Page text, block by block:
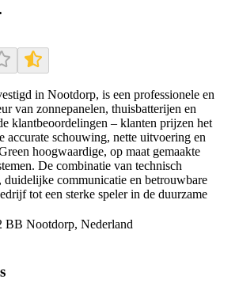
in Nootdorp, is een professionele en
van zonnepanelen, thuisbatterijen en
klantbeoordelingen – klanten prijzen het
accurate schouwing, nette uitvoering en
hoogwaardige, op maat gemaakte
De combinatie van technisch
duidelijke communicatie en betrouwbare
tot een sterke speler in de duurzame
BB Nootdorp, Nederland